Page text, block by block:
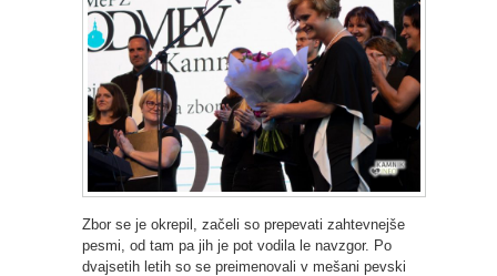
Zbor se je okrepil, začeli so prepevati zahtevnejše
pesmi, od tam pa jih je pot vodila le navzgor. Po
dvajsetih letih so se preimenovali v mešani pevski